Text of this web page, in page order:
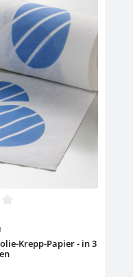
Krepp-Papier - in 3